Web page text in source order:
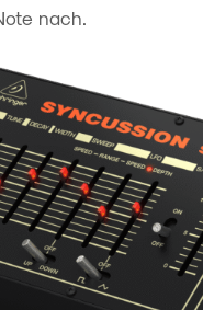
nach.